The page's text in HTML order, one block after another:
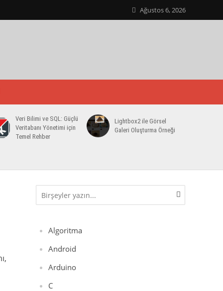
Ağustos 6, 2026
Veri Bilimi ve SQL: Güçlü
Veritabanı Yönetimi için
Temel Rehber
Lightbox2 ile Görsel
Galeri Oluşturma Örneği
Algoritma
Android
Arduino
C